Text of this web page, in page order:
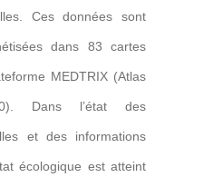
Ces données sont
dans 83 cartes
MEDTRIX (Atlas
Dans l’état des
et des informations
écologique est atteint